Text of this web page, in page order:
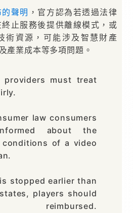
聲明 ，官方認為若透過法律
止服務後提供離線模式，或
術資源，可能涉及智慧財產
產業成本等多項問題。
providers must treat
law consumers
about the
of a video
stopped earlier than
players should